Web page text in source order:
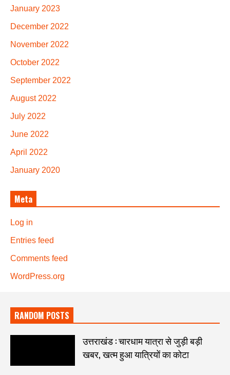
January 2023
December 2022
November 2022
October 2022
September 2022
August 2022
July 2022
June 2022
April 2022
January 2020
Meta
Log in
Entries feed
Comments feed
WordPress.org
RANDOM POSTS
उत्तराखंड : चारधाम यात्रा से जुड़ी बड़ी
खबर, खत्म हुआ यात्रियों का कोटा